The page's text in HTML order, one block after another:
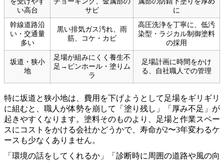
い高台
サビ
に
幹線道路沿
い・交通量
多い
黒い排気ガス汚れ、雨
筋、コケ・カビ
高圧洗浄を丁寧に、低汚
染型・ラジカル制御塗料
の採用
坂道・狭小
地
足場が組みにくく養生不
足→ピンホール・塗りム
ラ
足場計画に時間をかけ
る、自社職人での管理
特に坂道と狭小地は、費用を下げようとして足場をギリギリ
に組むと、職人が体勢を崩して「塗り残し」「厚み不足」が
起きやすくなります。塗料そのものより、足場と作業スペー
スにコストをかける会社かどうかで、寿命が2〜3年変わるケ
ースも少なくありません。
「環境の話をしてくれるか」「診断時に周囲の道路や風の向